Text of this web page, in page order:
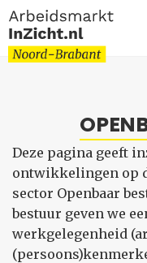
Deze pagina geeft
ontwikkelingen op
sector Openbaar
bestuur geven we
werkgelegenheid